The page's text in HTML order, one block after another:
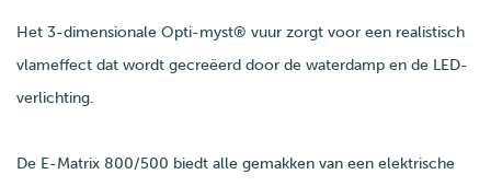
Het 3-dimensionale Opti-myst® vuur zorgt voor een realistisch
vlameffect dat wordt gecreëerd door de waterdamp en de LED-
verlichting.
De E-Matrix 800/500 biedt alle gemakken van een elektrische